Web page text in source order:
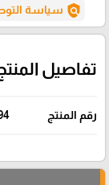
policy سياسة
تفاصيل
رقم المنتج